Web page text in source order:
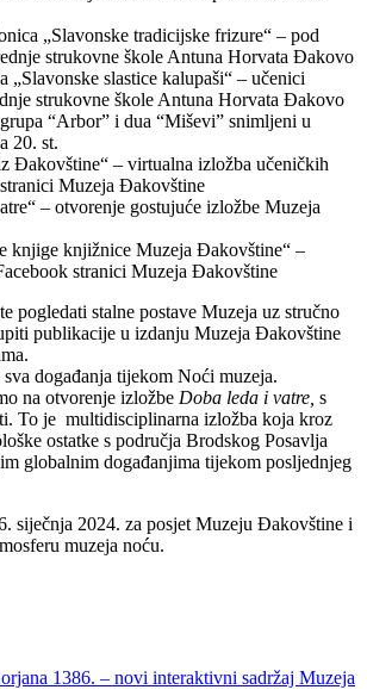
„Slavonske tradicijske frizure“ – pod
strukovne škole Antuna Horvata Đakovo
„Slavonske slastice kalupaši“ – učenici
strukovne škole Antuna Horvata Đakovo
“Arbor” i dua “Miševi” snimljeni u
20. st.
Đakovštine“ – virtualna izložba učeničkih
Muzeja Đakovštine
– otvorenje gostujuće izložbe Muzeja
knjige knjižnice Muzeja Đakovštine“ –
stranici Muzeja Đakovštine
pogledati stalne postave Muzeja uz stručno
publikacije u izdanju Muzeja Đakovštine
sva događanja tijekom Noći muzeja.
na otvorenje izložbe Doba leda i vatre, s
To je multidisciplinarna izložba koja kroz
ostatke s područja Brodskog Posavlja
globalnim događanjima tijekom posljednjeg
siječnja 2024. za posjet Muzeju Đakovštine i
muzeja noću.
1386. – novi interaktivni sadržaj Muzeja